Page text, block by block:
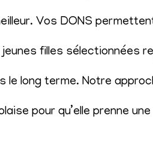
Vos DONS
filles sélectionnées
le long terme. Notre
pour qu’elle prenne